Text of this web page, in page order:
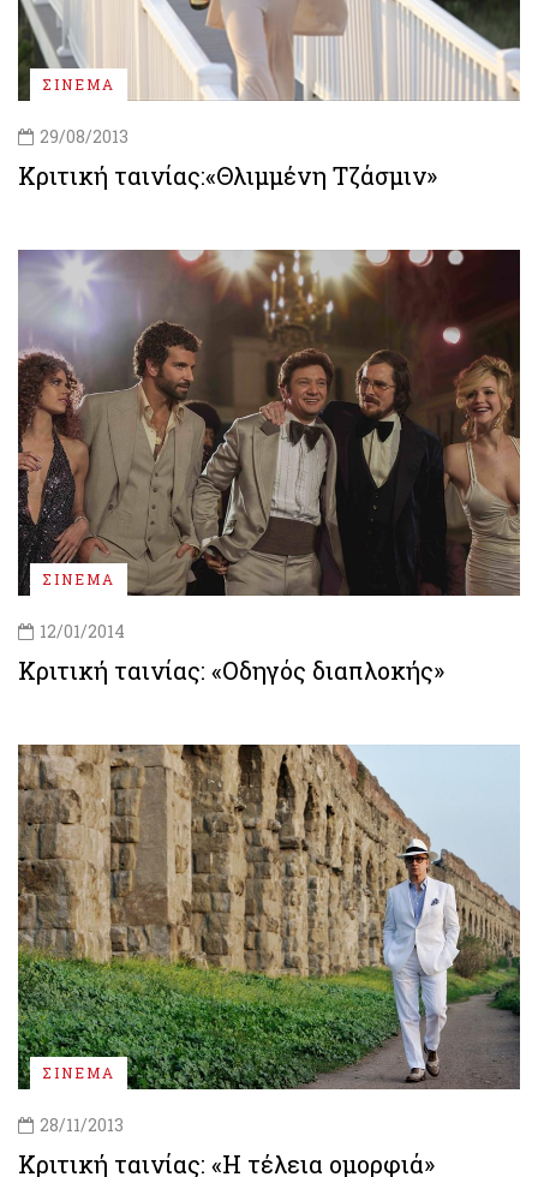
ΣΙΝΕΜΑ
29/08/2013
Κριτική ταινίας:«Θλιμμένη Τζάσμιν»
ΣΙΝΕΜΑ
12/01/2014
Κριτική ταινίας: «Οδηγός διαπλοκής»
ΣΙΝΕΜΑ
28/11/2013
Κριτική ταινίας: «Η τέλεια ομορφιά»